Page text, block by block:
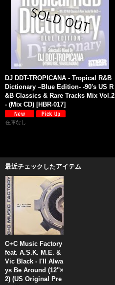
DJ DDT-TROPICANA - Tropical R&B
Dictionary –Blue Edition- -90's US R
&B Classics & Rare Tracks Mix Vol.2
- (Mix CD) [HBR-017]
在庫なし
最近チェックしたアイテム
C+C Music Factory
feat. A.S.K. M.E. &
Vic Black - I'll Alwa
ys Be Around (12''×
2) (US Original Pre